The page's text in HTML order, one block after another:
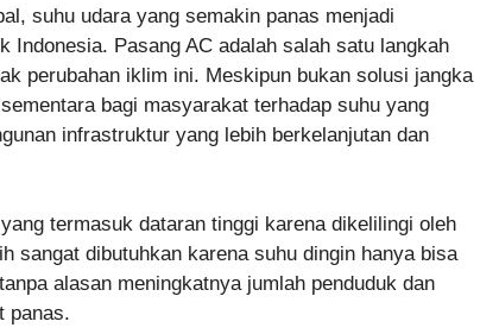
suhu udara yang semakin panas menjadi
Indonesia. Pasang AC adalah salah satu langkah
perubahan iklim ini. Meskipun bukan solusi jangka
bagi masyarakat terhadap suhu yang
infrastruktur yang lebih berkelanjutan dan
termasuk dataran tinggi karena dikelilingi oleh
sangat dibutuhkan karena suhu dingin hanya bisa
alasan meningkatnya jumlah penduduk dan
panas.